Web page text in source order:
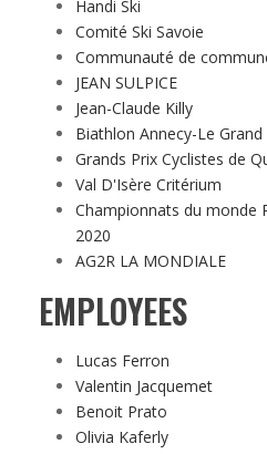
Handi Ski
Comité Ski Savoie
Communauté de
JEAN SULPICE
Jean-Claude Killy
Biathlon Annecy-Le
Grands Prix Cyclistes de
Val D'Isère Critérium
Championnats du monde
2020
AG2R LA MONDIALE
EMPLOYEES
Lucas Ferron
Valentin Jacquemet
Benoit Prato
Olivia Kaferly